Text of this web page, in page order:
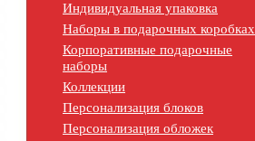
Индивидуальная упаковка
Наборы в подарочных коробках
Корпоративные подарочные
наборы
Коллекции
Персонализация блоков
Персонализация обложек